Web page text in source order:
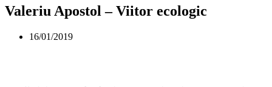
Valeriu Apostol – Viitor ecologic
16/01/2019